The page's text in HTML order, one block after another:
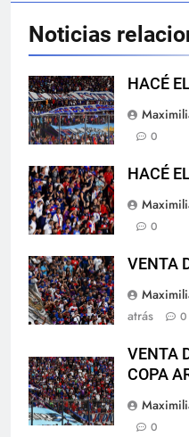
Noticias
HACÉ
0
HACÉ
0
VENTA
atrás
0
VENTA
COPA
0